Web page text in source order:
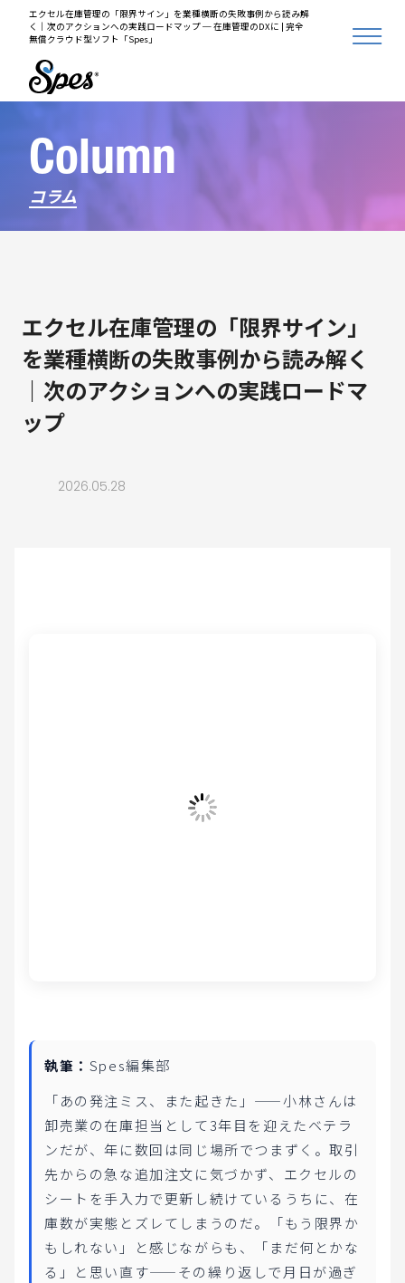
エクセル在庫管理の「限界サイン」を業種横断の失敗事例から読み解
く｜次のアクションへの実践ロードマップ ─ 在庫管理のDXに | 完全
無償クラウド型ソフト「Spes」
Column
コラム
エクセル在庫管理の「限界サイン」
を業種横断の失敗事例から読み解く
｜次のアクションへの実践ロードマ
ップ
2026.05.28
執筆： Spes編集部
「あの発注ミス、また起きた」——小林さんは
卸売業の在庫担当として3年目を迎えたベテラ
ンだが、年に数回は同じ場所でつまずく。取引
先からの急な追加注文に気づかず、エクセルの
シートを手入力で更新し続けているうちに、在
庫数が実態とズレてしまうのだ。「もう限界か
もしれない」と感じながらも、「まだ何とかな
る」と思い直す——その繰り返しで月日が過ぎ